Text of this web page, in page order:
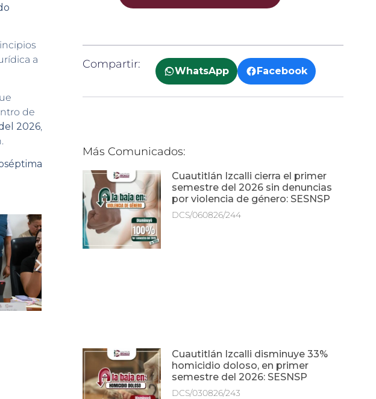
a
de
2026,
Compartir:
WhatsApp Facebook
Más Comunicados:
Cuautitlán Izcalli cierra el primer
semestre del 2026 sin denuncias
por violencia de género: SESNSP
DCS/060826/244
Cuautitlán Izcalli disminuye 33%
homicidio doloso, en primer
semestre del 2026: SESNSP
DCS/030826/243